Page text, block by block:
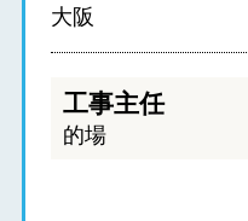
大阪
工事主任
的場